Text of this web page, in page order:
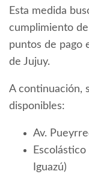
Esta medida
cumplimiento
puntos de pago
de Jujuy.
A continuación,
disponibles:
Av.
Iguazú)